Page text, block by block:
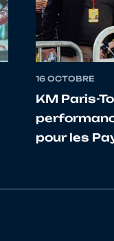
16 OCTOBRE
KM Paris-
pour les